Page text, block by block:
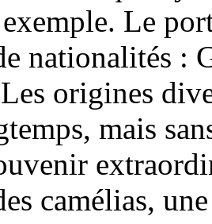
Le
nationalités :
origines
mais
camélias,